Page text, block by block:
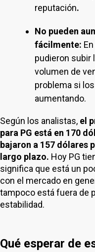
reputación.
No pueden
fácilmente:
pudieron subir
volumen de
problema si
aumentando.
Según los analistas, el
para PG está en 170
bajaron a 157 dólares
largo plazo. Hoy PG
significa que está un
con el mercado en
tampoco está fuera de
estabilidad.
Qué esperar de